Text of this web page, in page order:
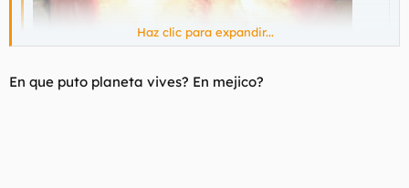
Haz clic para expandir...
¡Me cago en la puta...!, ¿pero dónde se consiguen estas
Haz clic para expandir...
En que puto planeta vives? En mejico?